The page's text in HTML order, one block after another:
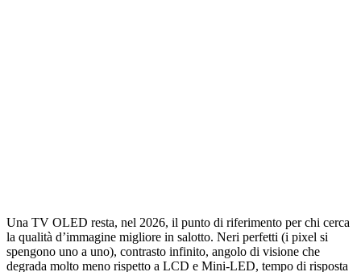
Una TV OLED resta, nel 2026, il punto di riferimento per chi cerca
la qualità d’immagine migliore in salotto. Neri perfetti (i pixel si
spengono uno a uno), contrasto infinito, angolo di visione che
degrada molto meno rispetto a LCD e Mini-LED, tempo di risposta